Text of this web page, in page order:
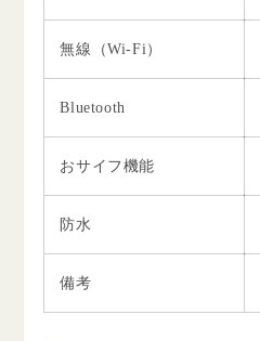
無線（Wi-Fi）
Bluetooth
おサイフ機能
防水
備考